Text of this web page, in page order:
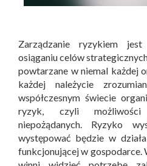
Zarządzanie ryzykiem
osiąganiu celów
powtarzane w niemal każdej
każdej należycie
współczesnym świecie
ryzyk, czyli możliwości
niepożądanych. Ryzyko
występować będzie w
funkcjonującej w